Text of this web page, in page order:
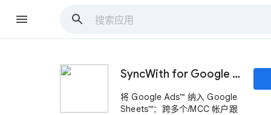
SyncWith for Google Ads™ 和 TikTok 广告
将 Google Ads™ 纳入 Google
Sheets™：跨多个/MCC 帐户跟